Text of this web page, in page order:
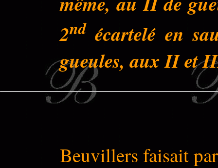
2nd écartelé en
gueules, aux II et
Beuvillers faisait